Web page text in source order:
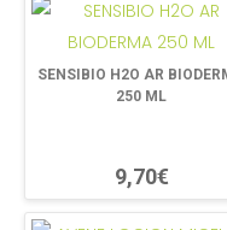
SENSIBIO H2O AR
250 ML
9,70€